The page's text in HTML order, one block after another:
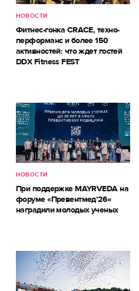
НОВОСТИ
Фитнес-гонка CRACE, техно-
перформанс и более 150
активностей: что ждет гостей
DDX Fitness FEST
НОВОСТИ
При поддержке MAYRVEDA на
форуме «Превентмед’26»
наградили молодых ученых